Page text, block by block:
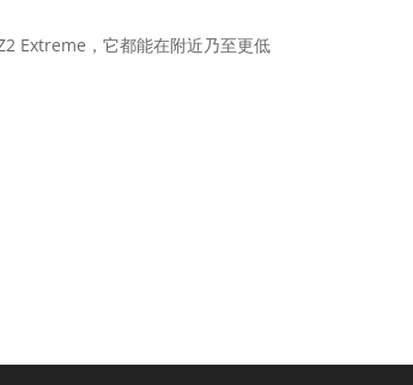
Extreme，它都能在附近乃至更低